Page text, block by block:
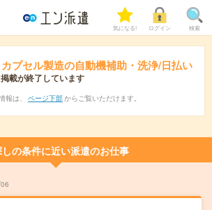
気になる! ログイン 検索
カプセル製造の自動機補助・洗浄/日払い
載が終了しています
報は、 ページ下部 からご覧いただけます。
しの条件に近い派遣のお仕事